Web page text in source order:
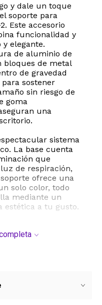
y dale un toque
soporte para
Este accesorio
funcionalidad y
elegante.
de aluminio de
bloques de metal
de gravedad
sostener
sin riesgo de
goma
una
sistema
La base cuenta
que
de respiración,
ofrece una
solo color, todo
mediante un
estética a tu gusto.
centro de
incluye un puerto